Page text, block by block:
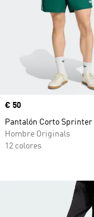
Precio
€ 50
Pantalón Corto Sprinter
Hombre Originals
12 colores